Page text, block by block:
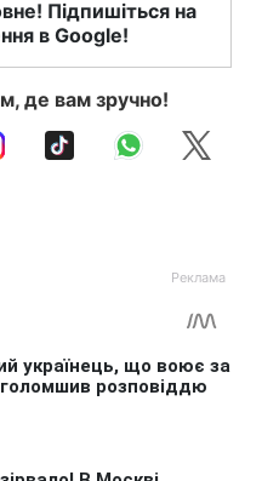
Підпишіться на
в Google!
де вам зручно!